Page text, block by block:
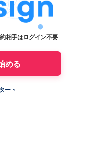
相手はログイン不要
める
ート